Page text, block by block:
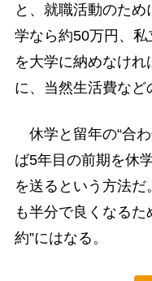
と、就職活動のた
学なら約50万円、
を大学に納めなけ
に、当然生活費など
休学と留年の“合わ
ば5年目の前期を休
を送るという方法だ
も半分で良くなるた
約”にはなる。